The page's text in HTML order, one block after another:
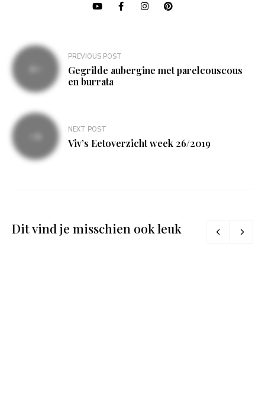
Bericht
navigatie
PREVIOUS POST
Gegrilde aubergine met parelcouscous
en burrata
NEXT POST
Viv’s Eetoverzicht week 26/2019
Dit vind je misschien ook leuk